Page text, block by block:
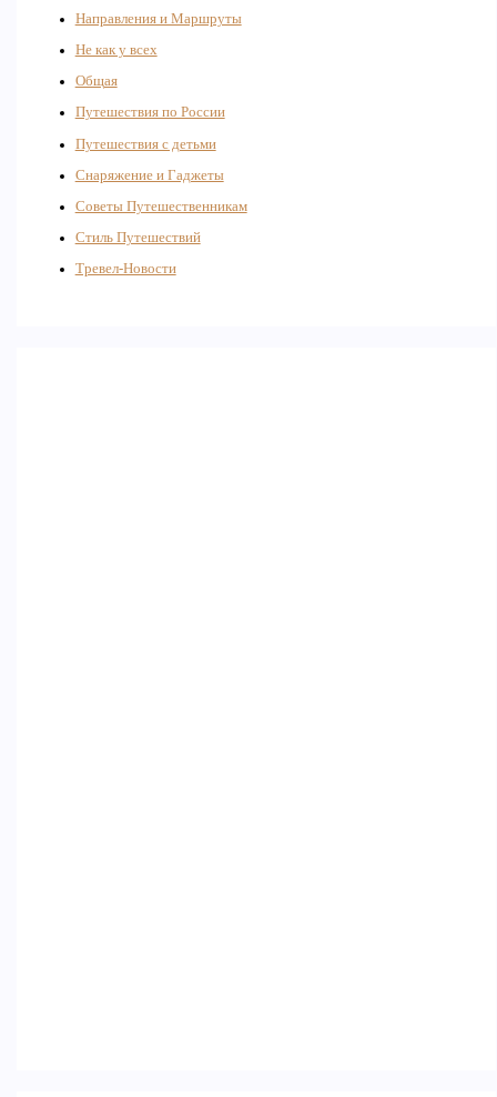
Направления и Маршруты
Не как у всех
Общая
Путешествия по России
Путешествия с детьми
Снаряжение и Гаджеты
Советы Путешественникам
Стиль Путешествий
Тревел-Новости